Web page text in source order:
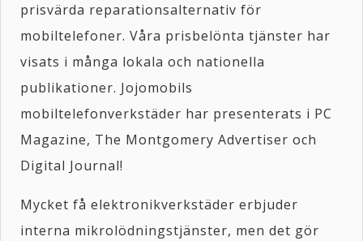
prisvärda reparationsalternativ för
mobiltelefoner. Våra prisbelönta tjänster har
visats i många lokala och nationella
publikationer. Jojomobils
mobiltelefonverkstäder har presenterats i PC
Magazine, The Montgomery Advertiser och
Digital Journal!
Mycket få elektronikverkstäder erbjuder
interna mikrolödningstjänster, men det gör